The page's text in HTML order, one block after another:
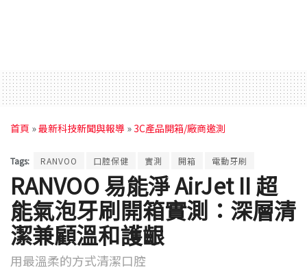
首頁 »最新科技新聞與報導 »3C產品開箱/廠商邀測
Tags: RANVOO 口腔保健 實測 開箱 電動牙刷
RANVOO 易能淨 AirJet II 超
能氣泡牙刷開箱實測：深層清
潔兼顧溫和護齦
用最溫柔的方式清潔口腔